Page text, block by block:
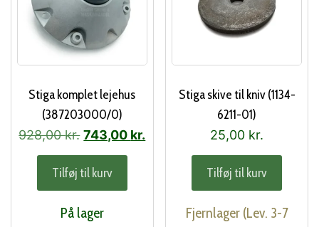
Stiga komplet lejehus
(387203000/0)
928,00kr. Den
oprindelige
pris
var:
928,00 kr..
743,00 kr.
743,00 kr..
Tilføj til kurv
På lager
Stiga skive til kniv (1134-
6211-01)
25,00 kr.
Tilføj til kurv
Fjernlager (Lev. 3-7